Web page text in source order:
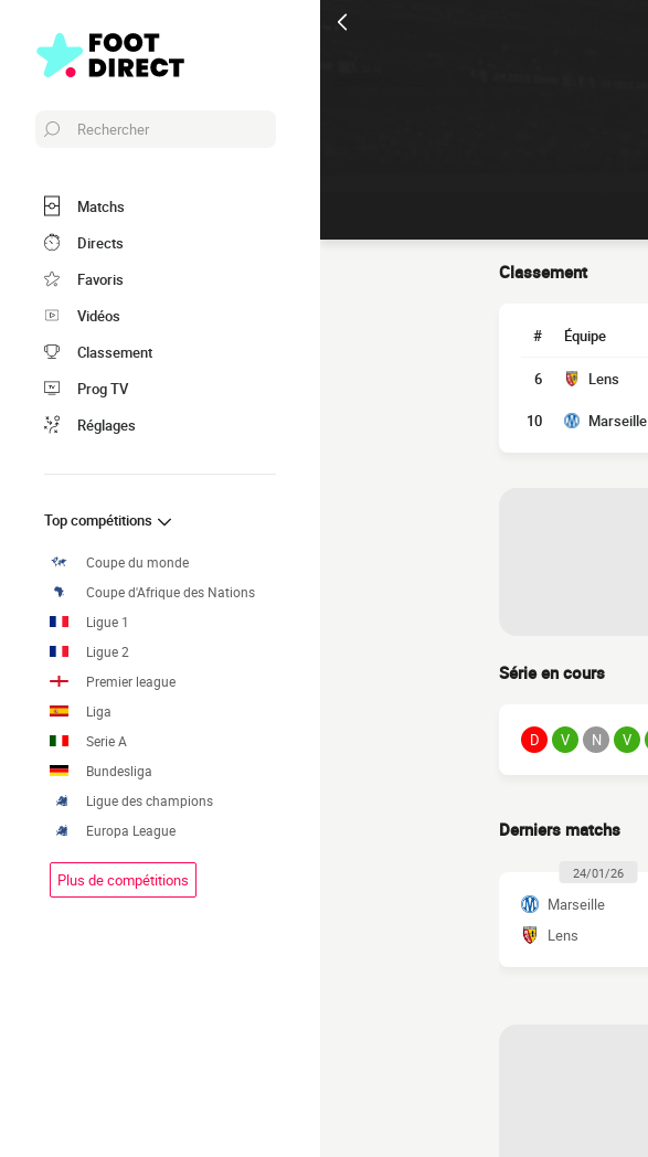
Rechercher
Matchs
Directs
Favoris
Vidéos
Classement
Prog TV
Réglages
Top compétitions
Coupe du monde
Coupe d'Afrique des Nations
Ligue 1
Ligue 2
Premier league
Liga
Serie A
Bundesliga
Ligue des champions
Europa League
Plus de compétitions
Classement
# Équipe
6 Lens
10 Marseille
Série en cours
D V N V
Derniers matchs
24/01/26
Marseille
Lens